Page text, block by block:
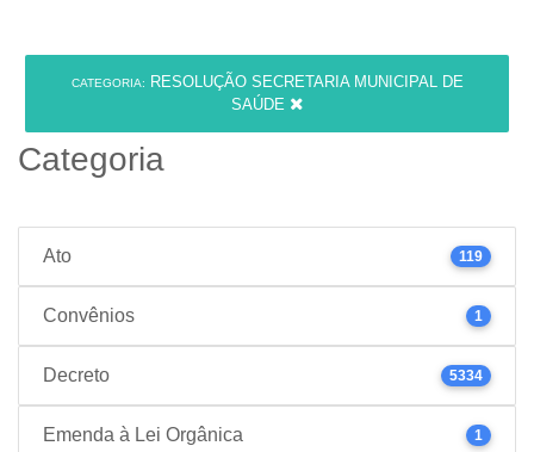
CATEGORIA:
RESOLUÇÃO SECRETARIA MUNICIPAL DE
SAÚDE
Categoria
Ato 119
Convênios 1
Decreto 5334
Emenda à Lei Orgânica 1